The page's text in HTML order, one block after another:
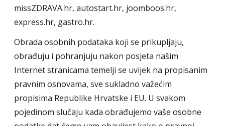
missZDRAVA.hr, autostart.hr, joomboos.hr,
express.hr, gastro.hr.
Obrada osobnih podataka koji se prikupljaju,
obrađuju i pohranjuju nakon posjeta našim
Internet stranicama temelji se uvijek na propisanim
pravnim osnovama, sve sukladno važećim
propisima Republike Hrvatske i EU. U svakom
pojedinom slučaju kada obrađujemo vaše osobne